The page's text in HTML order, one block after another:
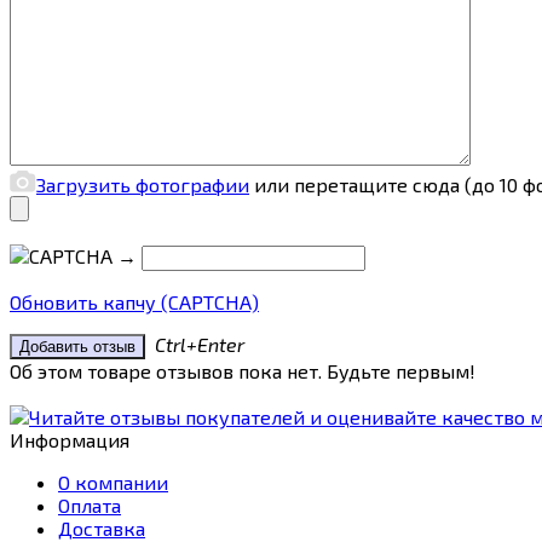
Загрузить фотографии или перетащите сюда (до 10
→
Обновить капчу (CAPTCHA)
Ctrl+Enter
Об этом товаре отзывов пока нет. Будьте первым!
Информация
О компании
Оплата
Доставка